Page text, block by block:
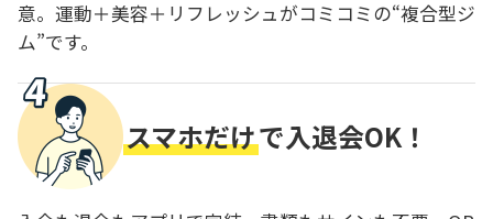
意。運動＋美容＋リフレッシュがコミコミの“複合型ジ
ム”です。
スマホだけで入退会OK！